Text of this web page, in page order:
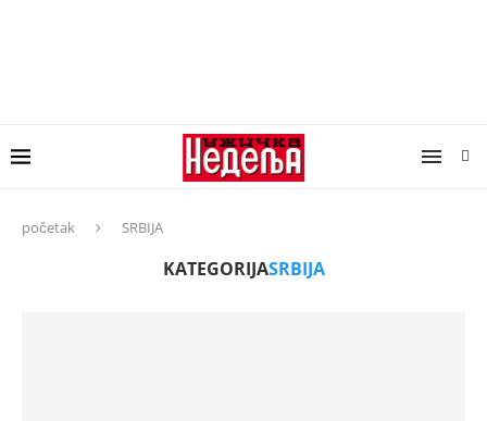
početak SRBIJA
KATEGORIJASRBIJA